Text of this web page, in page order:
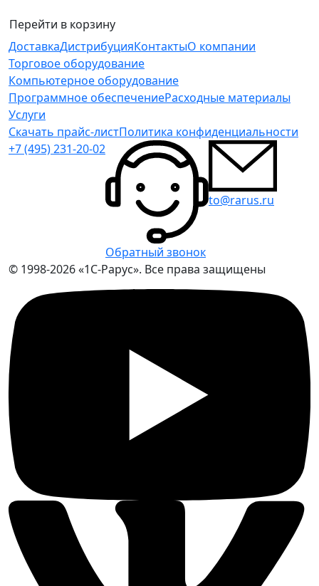
Перейти в корзину
ДоставкаДистрибуцияКонтактыО компании
Торговое оборудование
Компьютерное оборудование
Программное обеспечениеРасходные материалы
Услуги
Скачать прайс-листПолитика конфиденциальности
+7 (495) 231-20-02
Обратный звонок
to@rarus.ru
© 1998-2026 «1С-Рарус». Все права защищены